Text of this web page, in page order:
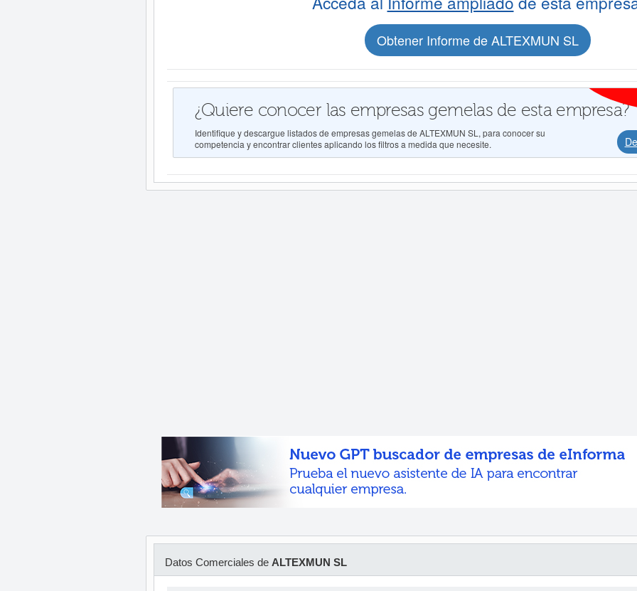
Obtener Informe de ALTEXMUN SL
¿Quiere conocer las empresas gemelas de esta empresa?
Identifique y descargue listados de empresas gemelas de ALTEXMUN SL, para conocer su
competencia y encontrar clientes aplicando los filtros a medida que necesite.
Datos Comerciales de ALTEXMUN SL